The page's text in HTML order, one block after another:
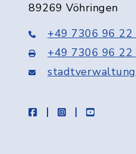
89269 Vöhringen
+49 7306 96 22
+49 7306 96 22
facebookinstagramyoutube